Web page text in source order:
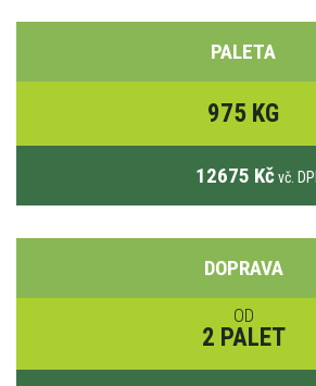
PALETA
975 KG
12675 Kč vč.
DOPRAVA
OD
2 PALET